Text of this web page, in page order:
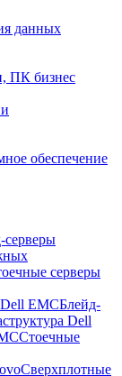
данных
ПК бизнес
обеспечение
серверы
серверы
EMCБлейд-
Dell
Стоечные
Сверхплотные